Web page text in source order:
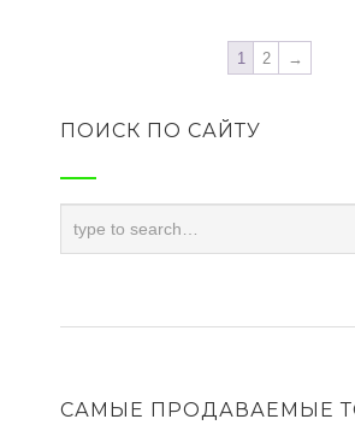
1 2 →
ПОИСК ПО САЙТУ
САМЫЕ ПРОДАВАЕМЫЕ